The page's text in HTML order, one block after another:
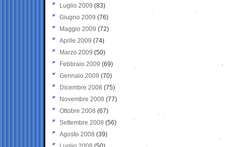
Luglio 2009 (83)
Giugno 2009 (76)
Maggio 2009 (72)
Aprile 2009 (74)
Marzo 2009 (50)
Febbraio 2009 (69)
Gennaio 2009 (70)
Dicembre 2008 (75)
Novembre 2008 (77)
Ottobre 2008 (67)
Settembre 2008 (56)
Agosto 2008 (39)